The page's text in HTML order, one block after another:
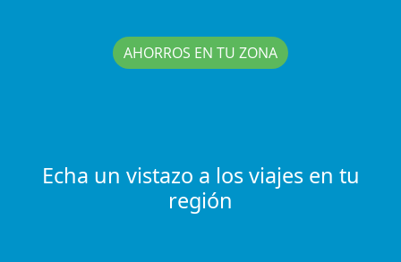
AHORROS EN TU ZONA
Echa un vistazo a los viajes en tu
región